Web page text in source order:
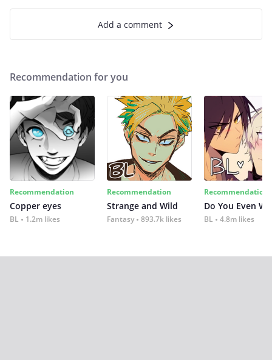
Add a comment
Recommendation for you
Recommendation
Copper eyes
BL 1.2m likes
Recommendation
Strange and Wild
Fantasy 893.7k likes
Recommendation
Do You Even
BL 4.8m likes